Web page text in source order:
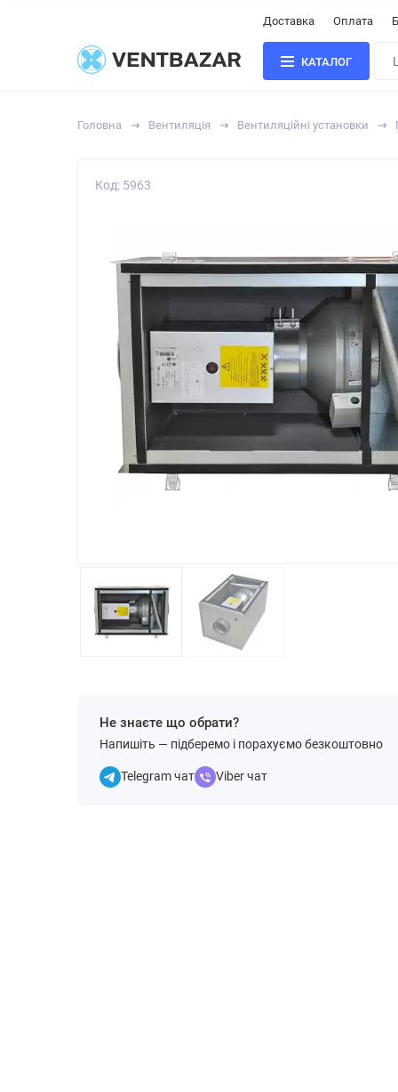
Доставка Оплата
КАТАЛОГ
Головна Вентиляція Вентиляційні установки
Код: 5963
Не знаєте що обрати?
Напишіть — підберемо і порахуємо безкоштовно
Telegram чат Viber чат